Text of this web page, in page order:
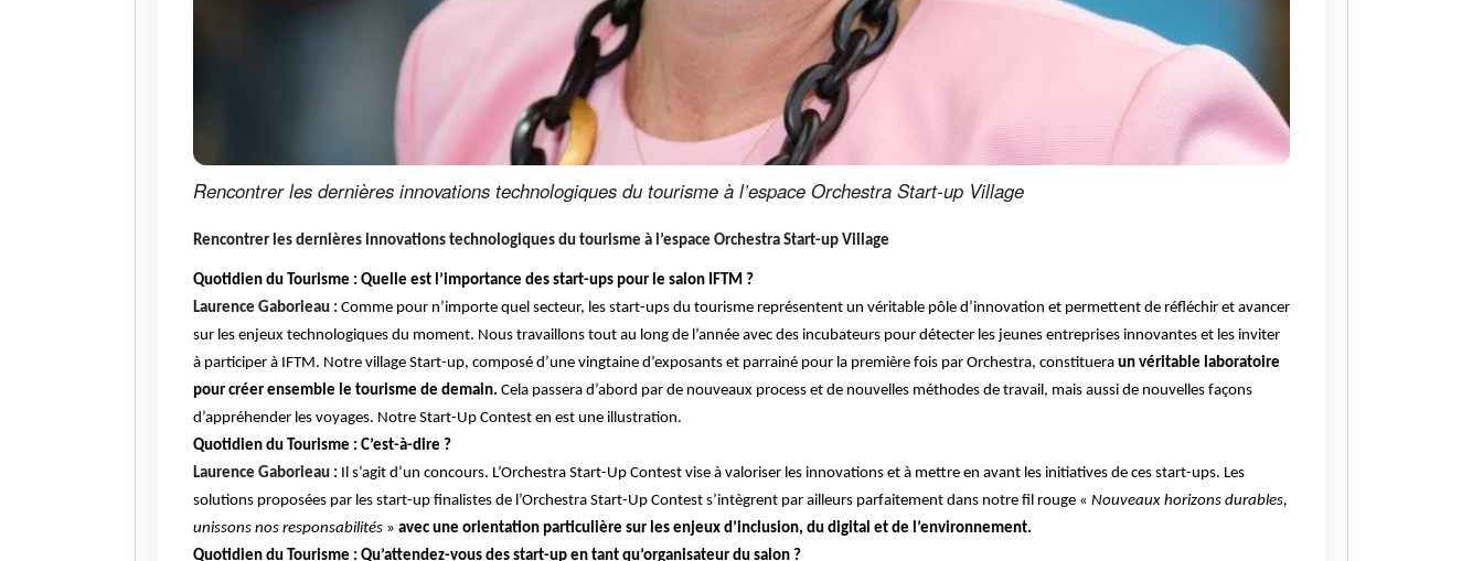
Rencontrer les dernières innovations technologiques du tourisme à l’espace Orchestra Start-up Village
Rencontrer les dernières innovations technologiques du tourisme à l’espace Orchestra Start-up Village
Quotidien du Tourisme : Quelle est l’importance des start-ups pour le salon IFTM ?
Laurence Gaborieau : Comme pour n’importe quel secteur, les start-ups du tourisme représentent un véritable pôle d’innovation et permettent de réfléchir et avancer
sur les enjeux technologiques du moment. Nous travaillons tout au long de l’année avec des incubateurs pour détecter les jeunes entreprises innovantes et les inviter
à participer à IFTM. Notre village Start-up, composé d’une vingtaine d’exposants et parrainé pour la première fois par Orchestra, constituera un véritable laboratoire
pour créer ensemble le tourisme de demain. Cela passera d’abord par de nouveaux process et de nouvelles méthodes de travail, mais aussi de nouvelles façons
d’appréhender les voyages. Notre Start-Up Contest en est une illustration.
Quotidien du Tourisme : C’est-à-dire ?
Laurence Gaborieau : Il s’agit d’un concours. L’Orchestra Start-Up Contest vise à valoriser les innovations et à mettre en avant les initiatives de ces start-ups. Les
solutions proposées par les start-up finalistes de l’Orchestra Start-Up Contest s’intègrent par ailleurs parfaitement dans notre fil rouge « Nouveaux horizons durables,
unissons nos responsabilités » avec une orientation particulière sur les enjeux d’inclusion, du digital et de l’environnement.
Quotidien du Tourisme : Qu’attendez-vous des start-up en tant qu’organisateur du salon ?